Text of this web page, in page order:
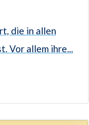
die in allen
Vor allem ihre...